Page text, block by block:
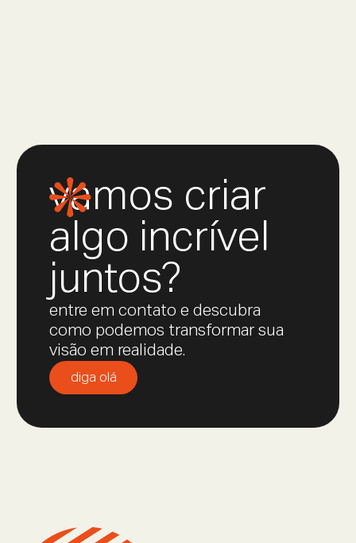
vamos criar
algo incrível
juntos?
entre em contato e descubra
como podemos transformar sua
visão em realidade.
diga olá